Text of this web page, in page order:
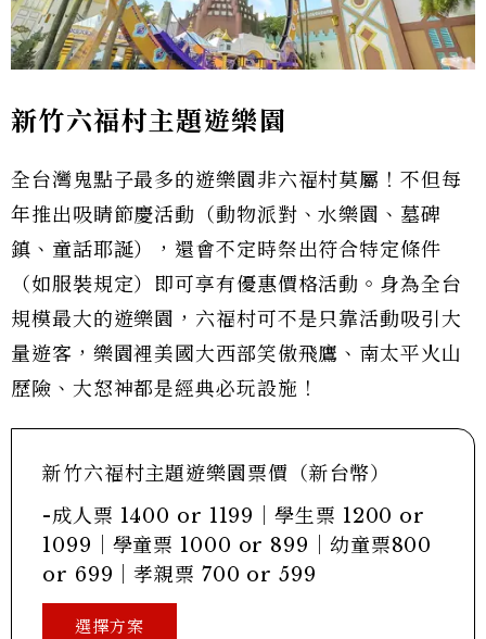
新竹六福村主題遊樂園
全台灣鬼點子最多的遊樂園非六福村莫屬！不但每
年推出吸睛節慶活動（動物派對、水樂園、墓碑
鎮、童話耶誕），還會不定時祭出符合特定條件
（如服裝規定）即可享有優惠價格活動。身為全台
規模最大的遊樂園，六福村可不是只靠活動吸引大
量遊客，樂園裡美國大西部笑傲飛鷹、南太平火山
歷險、大怒神都是經典必玩設施！
新竹六福村主題遊樂園票價（新台幣）
-成人票 1400 or 1199｜學生票 1200 or
1099｜學童票 1000 or 899｜幼童票800
or 699｜孝親票 700 or 599
選擇方案